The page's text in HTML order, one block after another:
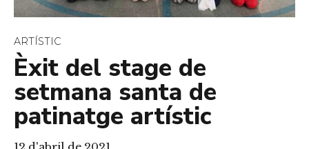
ARTÍSTIC
Èxit del stage de
setmana santa de
patinatge artístic